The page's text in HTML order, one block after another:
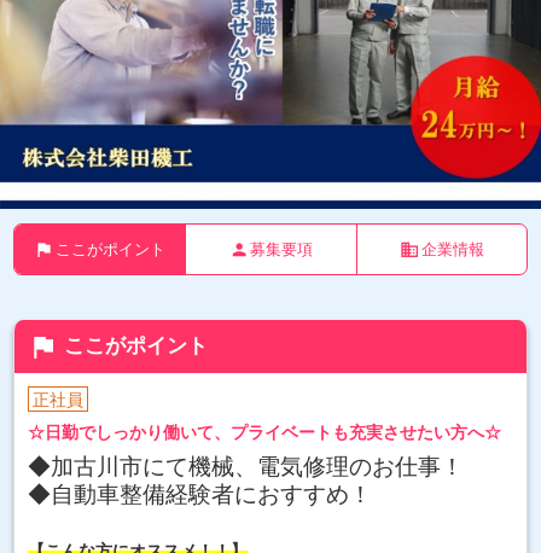
flag ここがポイント person 募集要項 business 企業情報
flag ここがポイント
正社員
☆日勤でしっかり働いて、プライベートも充実させたい方へ☆
◆加古川市にて機械、電気修理のお仕事！
◆自動車整備経験者におすすめ！